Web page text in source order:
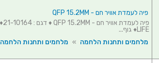
פיה לעמדת אוויר חם - QFP 15.2MM
LIFE♦ גוף...
מלחמים ותחנות הלחמה » מלחמים ותחנות הלחמה